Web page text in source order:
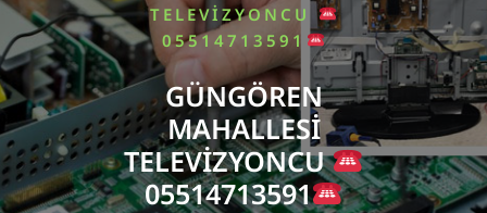
TELEVIZYONCU
05514713591
GÜNGÖREN
MAHALLESI
TELEVIZYONCU
05514713591